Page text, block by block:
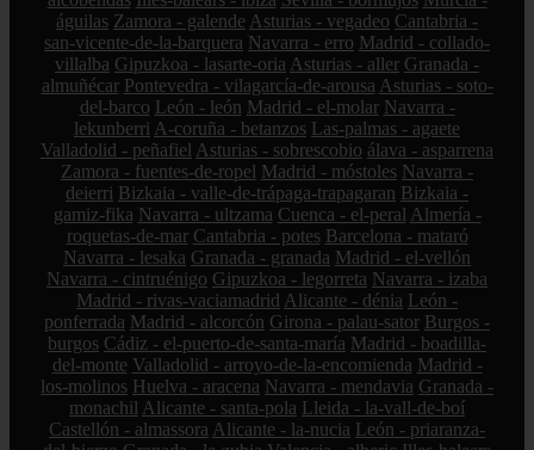
águilas Zamora - galende Asturias - vegadeo Cantabria -
san-vicente-de-la-barquera Navarra - erro Madrid - collado-
villalba Gipuzkoa - lasarte-oria Asturias - aller Granada -
almuñécar Pontevedra - vilagarcía-de-arousa Asturias - soto-
del-barco León - león Madrid - el-molar Navarra -
lekunberri A-coruña - betanzos Las-palmas - agaete
Valladolid - peñafiel Asturias - sobrescobio álava - asparrena
Zamora - fuentes-de-ropel Madrid - móstoles Navarra -
deierri Bizkaia - valle-de-trápaga-trapagaran Bizkaia -
gamiz-fika Navarra - ultzama Cuenca - el-peral Almería -
roquetas-de-mar Cantabria - potes Barcelona - mataró
Navarra - lesaka Granada - granada Madrid - el-vellón
Navarra - cintruénigo Gipuzkoa - legorreta Navarra - izaba
Madrid - rivas-vaciamadrid Alicante - dénia León -
ponferrada Madrid - alcorcón Girona - palau-sator Burgos -
burgos Cádiz - el-puerto-de-santa-maría Madrid - boadilla-
del-monte Valladolid - arroyo-de-la-encomienda Madrid -
los-molinos Huelva - aracena Navarra - mendavia Granada -
monachil Alicante - santa-pola Lleida - la-vall-de-boí
Castellón - almassora Alicante - la-nucia León - priaranza-